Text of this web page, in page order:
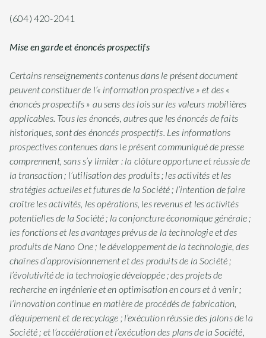
(604) 420-2041
Mise en garde et énoncés prospectifs
Certains renseignements contenus dans le présent document
peuvent constituer de l’« information prospective » et des «
énoncés prospectifs » au sens des lois sur les valeurs mobilières
applicables. Tous les énoncés, autres que les énoncés de faits
historiques, sont des énoncés prospectifs. Les informations
prospectives contenues dans le présent communiqué de presse
comprennent, sans s’y limiter : la clôture opportune et réussie de
la transaction ; l’utilisation des produits ; les activités et les
stratégies actuelles et futures de la Société ; l’intention de faire
croître les activités, les opérations, les revenus et les activités
potentielles de la Société ; la conjoncture économique générale ;
les fonctions et les avantages prévus de la technologie et des
produits de Nano One ; le développement de la technologie, des
chaînes d’approvisionnement et des produits de la Société ;
l’évolutivité de la technologie développée ; des projets de
recherche en ingénierie et en optimisation en cours et à venir ;
l’innovation continue en matière de procédés de fabrication,
d’équipement et de recyclage ; l’exécution réussie des jalons de la
Société ; et l’accélération et l’exécution des plans de la Société,